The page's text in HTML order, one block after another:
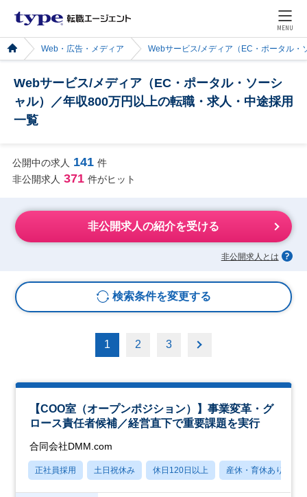
MENU
Web・広告・メディア Webサービス/メディア（EC・ポータル・
Webサービス/メディア（EC・ポータル・ソーシ
ャル）／年収800万円以上の転職・求人・中途採用
一覧
公開中の求人 141 件
非公開求人 371 件がヒット
非公開求人の紹介を受ける
非公開求人とは
検索条件を変更する
1 2 3
【COO室（オープンポジション）】事業変革・グ
ロース責任者候補／経営直下で重要課題を実行
合同会社DMM.com
正社員採用 土日祝休み 休日120日以上 産休・育休あり